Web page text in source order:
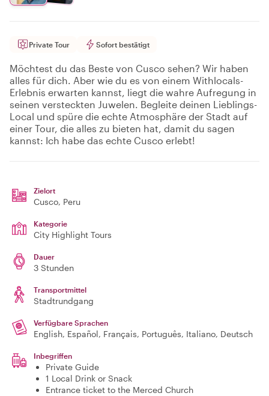
Private Tour Sofort bestätigt
Möchtest du das Beste von Cusco sehen? Wir haben
alles für dich. Aber wie du es von einem Withlocals-
Erlebnis erwarten kannst, liegt die wahre Aufregung in
seinen versteckten Juwelen. Begleite deinen Lieblings-
Local und spüre die echte Atmosphäre der Stadt auf
einer Tour, die alles zu bieten hat, damit du sagen
kannst: Ich habe das echte Cusco erlebt!
Zielort
Cusco, Peru
Kategorie
City Highlight Tours
Dauer
3 Stunden
Transportmittel
Stadtrundgang
Verfügbare Sprachen
English, Español, Français, Português, Italiano, Deutsch
Inbegriffen
Private Guide
1 Local Drink or Snack
Entrance ticket to the Merced Church